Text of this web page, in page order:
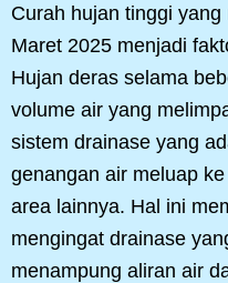
Curah hujan tinggi
Maret 2025 menjadi
Hujan deras selama
volume air yang
sistem drainase yang
genangan air meluap
area lainnya. Hal ini
mengingat drainase
menampung aliran air